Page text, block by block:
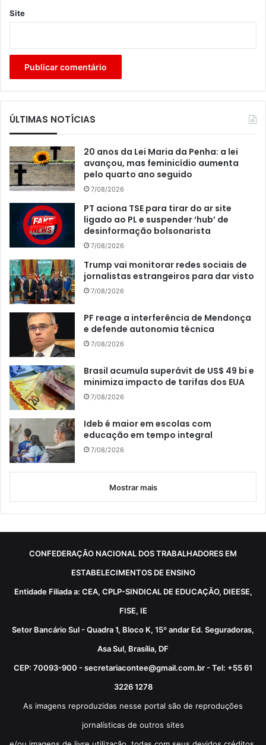
Site
ÚLTIMAS NOTÍCIAS
20 anos da Lei Maria da Penha: a lei
avançou, mas feminicídio aumenta
pelo quarto ano seguido
7/08/2026
PT aciona TSE para tirar do ar site
ligado ao PL e suspender ‘hub’ de
desinformação bolsonarista
7/08/2026
Trump vai monitorar redes sociais de
jornalistas estrangeiros para dar visto
7/08/2026
PF reage a interferência de Mendonça
e defende autonomia técnica
7/08/2026
Brasil acumula superávit de US$ 49 bi e
minimiza impacto de tarifas dos EUA
7/08/2026
Ideb é maior em escolas com
educação em tempo integral
7/08/2026
Mostrar mais
CONFEDERAÇÃO NACIONAL DOS TRABALHADORES EM
ESTABELECIMENTOS DE ENSINO
Entidade Filiada a: CEA, CPLP-SINDICAL DE EDUCAÇÃO, DIEESE,
FISE, IE
Setor Bancário Sul - Quadra 1, Bloco K, 15º andar Ed. Seguradoras,
Asa Sul, Brasília, DF
CEP: 70093-900 - secretariacontee@gmail.com.br - Tel: +55 61
3226 1278
As imagens reproduzidas nesse portal são de reproduções
jornalísticas de outros sites